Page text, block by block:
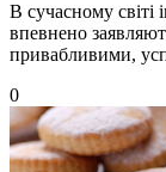
В сучасному світі
впевнено
привабливими,
0